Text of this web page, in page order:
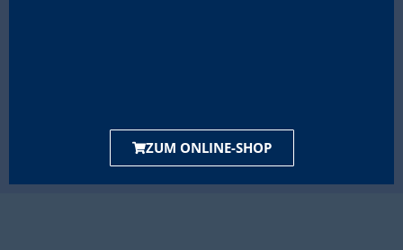
ZUM ONLINE-SHOP